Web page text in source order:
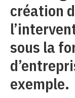
création
sous la
exemple.